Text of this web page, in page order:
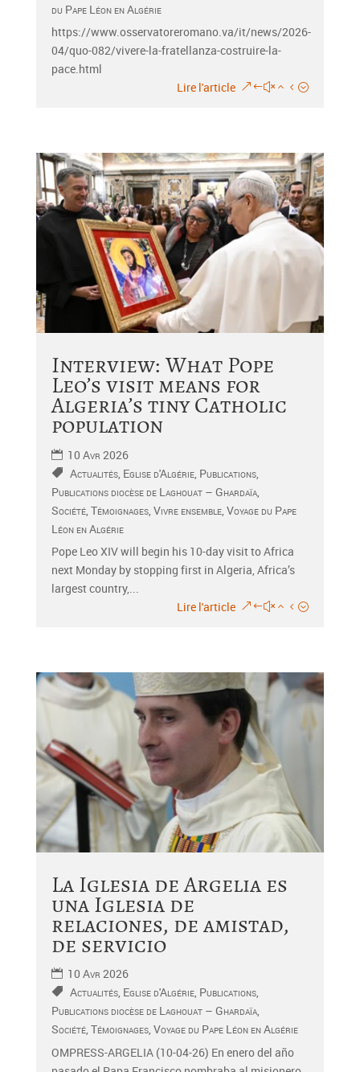
du Pape Léon en Algérie
https://www.osservatoreromano.va/it/news/2026-
04/quo-082/vivere-la-fratellanza-costruire-la-
pace.html
Lire l'article
Interview: What Pope
Leo’s visit means for
Algeria’s tiny Catholic
population
10 Avr 2026
Actualités Eglise d'Algérie Publications
Publications diocèse de Laghouat – Ghardaïa
Société ,Témoignages ,Vivre ensemble ,Voyage du Pape
Léon en Algérie
Pope Leo XIV will begin his 10-day visit to Africa
next Monday by stopping first in Algeria, Africa’s
largest country,...
Lire l'article
La Iglesia de Argelia es
una Iglesia de
relaciones, de amistad,
de servicio
10 Avr 2026
Actualités, Eglise d'Algérie, Publications,
Publications diocèse de Laghouat – Ghardaïa,
Société,Témoignages,Voyage du Pape Léon en Algérie
OMPRESS-ARGELIA (10-04-26) En enero del año